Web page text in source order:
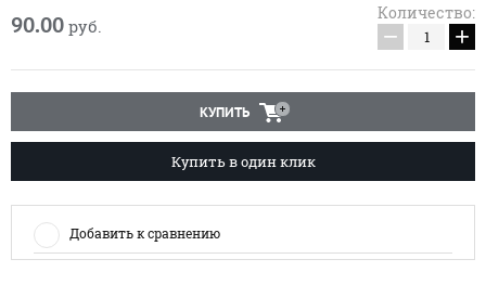
90.00 руб.
Количество:
− +
КУПИТЬ
Купить в один клик
Добавить к сравнению